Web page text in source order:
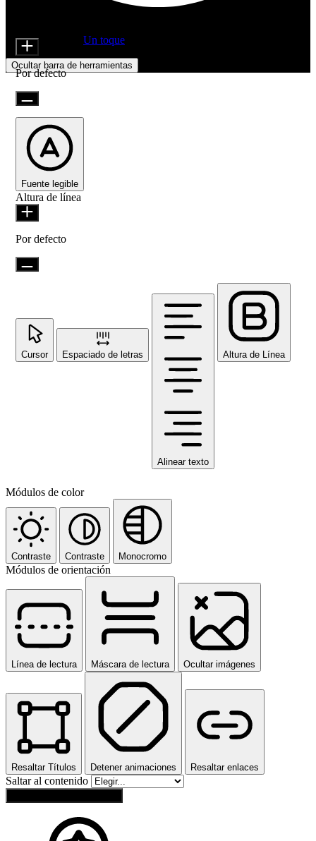
Desarrollado por Un toque
Ocultar barra de herramientas
Por defecto
Fuente legible
Altura de línea
Por defecto
Cursor Espaciado de letras
Alinear texto
Altura de Línea
Módulos de color
Contraste Contraste Monocromo
Módulos de orientación
Línea de lectura Máscara de lectura Ocultar imágenes
Resaltar Títulos Detener animaciones Resaltar enlaces
Saltar al contenido